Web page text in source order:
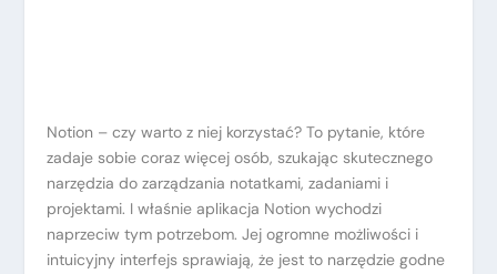
Notion – czy warto z niej korzystać? To pytanie, które
zadaje sobie coraz więcej osób, szukając skutecznego
narzędzia do zarządzania notatkami, zadaniami i
projektami. I właśnie aplikacja Notion wychodzi
naprzeciw tym potrzebom. Jej ogromne możliwości i
intuicyjny interfejs sprawiają, że jest to narzędzie godne